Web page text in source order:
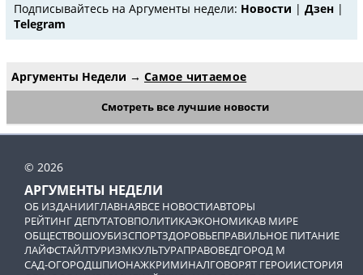
Подписывайтесь на Аргументы недели: Новости | Дзен |
Telegram
Аргументы Недели → Самое читаемое
Смотреть все лучшие новости
© 2026
АРГУМЕНТЫ НЕДЕЛИ
ОБ ИЗДАНИИГЛАВНАЯВСЕ НОВОСТИАВТОРЫ
РЕЙТИНГ ДЕПУТАТОВПОЛИТИКАЭКОНОМИКАВ МИРЕ
ОБЩЕСТВОШОУБИЗСПОРТЗДОРОВЬЕПРАВИЛЬНОЕ ПИТАНИЕ
ЛАЙФСТАЙЛТУРИЗМКУЛЬТУРАПРАВОВЕДГОРОД М
САД-ОГОРОДШПИОНАЖКРИМИНАЛГОВОРЯТ ГЕРОИИСТОРИЯ